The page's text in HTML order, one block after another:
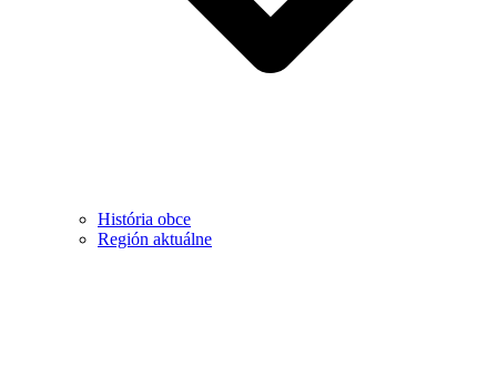
História obce
Región aktuálne